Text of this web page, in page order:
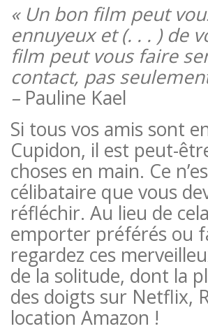
« Un bon film peut
ennuyeux et (. . . ) de
film peut vous faire
contact, pas
– Pauline Kael
Si tous vos amis sont
Cupidon, il est peut-
choses en main. Ce
célibataire que vous
réfléchir. Au lieu de
emporter préférés ou
regardez ces
de la solitude, dont la
des doigts sur Netflix,
location Amazon !